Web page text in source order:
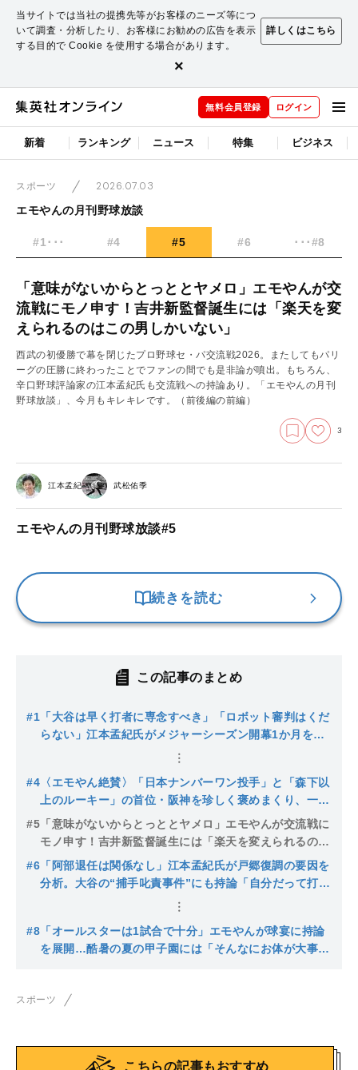
当サイトでは当社の提携先等がお客様のニーズ等につ
いて調査・分析したり、お客様にお勧めの広告を表示
する目的で Cookie を使用する場合があります。
詳しくはこちら
×
無料会員登録 ログイン
新着 ランキング ニュース 特集 ビジネス
スポーツ
2026.07.03
エモやんの月刊野球放談
#1･･･ #4 #5 #6 ･･･#8
「意味がないからとっととヤメロ」エモやんが交
流戦にモノ申す！吉井新監督誕生には「楽天を変
えられるのはこの男しかいない」
西武の初優勝で幕を閉じたプロ野球セ・パ交流戦2026。またしてもパリ
ーグの圧勝に終わったことでファンの間でも是非論が噴出。もちろん、
辛口野球評論家の江本孟紀氏も交流戦への持論あり。「エモやんの月刊
野球放談」、今月もキレキレです。
（前後編の前編）
3
江本孟紀 武松佑季
エモやんの月刊野球放談#5
続きを読む
この記事のまとめ
#1 「大谷は早く打者に専念すべき」「ロボット審判はくだ
らない」江本孟紀氏がメジャーシーズン開幕1か月を辛
#4 〈エモやん絶賛〉「日本ナンバーワン投手」と「森下以
上のルーキー」の首位・阪神を珍しく褒めまくり、一方
でDeNA激震トレードには喝
#5 「意味がないからとっととヤメロ」エモやんが交流戦に
モノ申す！吉井新監督誕生には「楽天を変えられるのは
この男しかいない」
#6 「阿部退任は関係なし」江本孟紀氏が戸郷復調の要因を
分析。大谷の“捕手叱責事件”にも持論「自分だって打た
#8 「オールスターは1試合で十分」エモやんが球宴に持論
を展開…酷暑の夏の甲子園には「そんなにお体が大事な
スポーツ
こちらの記事もおすすめ